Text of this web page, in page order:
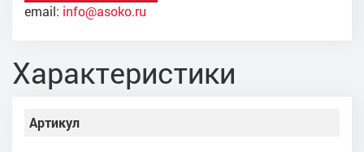
email: info@asoko.ru
Характеристики
Артикул